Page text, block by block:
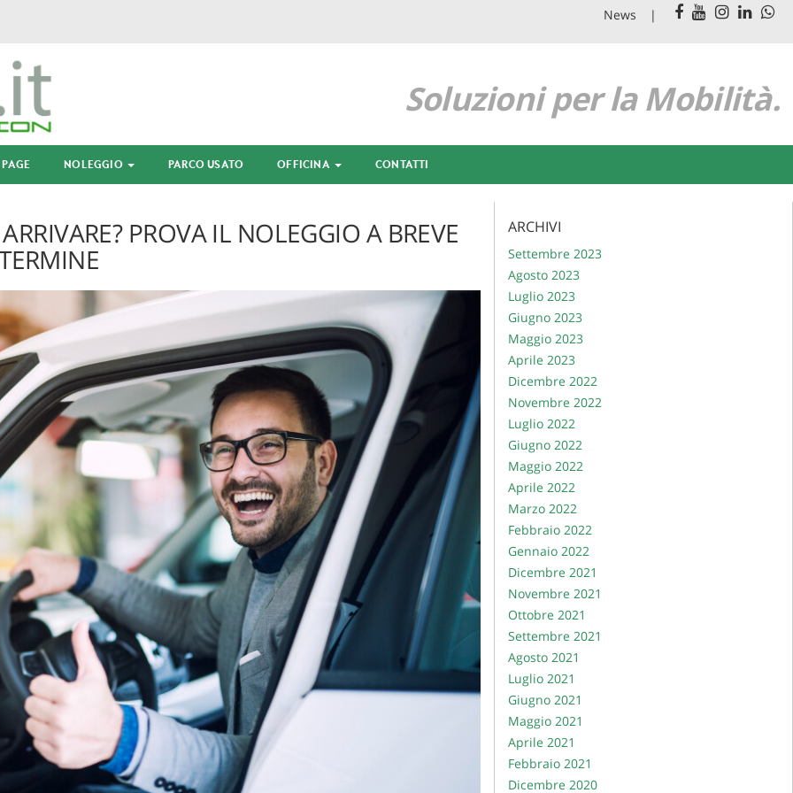
News
Soluzioni per la Mobilità.
NOLEGGIO PARCO USATO OFFICINA CONTATTI
PROVA IL NOLEGGIO A BREVE ARCHIVI
Settembre 2023
Agosto 2023
Luglio 2023
Giugno 2023
Maggio 2023
Aprile 2023
Dicembre 2022
Novembre 2022
Luglio 2022
Giugno 2022
Maggio 2022
Aprile 2022
Marzo 2022
Febbraio 2022
Gennaio 2022
Dicembre 2021
Novembre 2021
Ottobre 2021
Settembre 2021
Agosto 2021
Luglio 2021
Giugno 2021
Maggio 2021
Aprile 2021
Febbraio 2021
Dicembre 2020